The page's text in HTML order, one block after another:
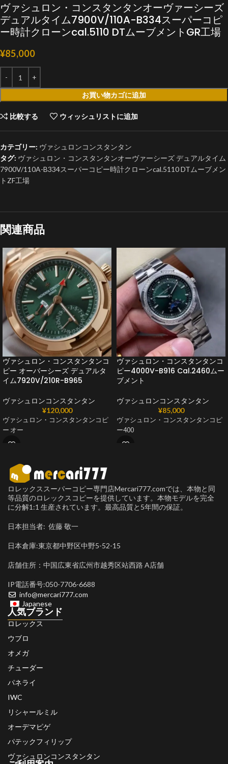
ヴァシュロン・コンスタンタンオーヴァーシーズ
デュアルタイム7900V/110A-B334スーパーコピ
ー時計クローンcal.5110 DTムーブメントGR工場
¥85,000
お買い物カゴに追加
比較する ウィッシュリストに追加
カテゴリー: ヴァシュロンコンスタンタン
タグ: ヴァシュロン・コンスタンタンオーヴァーシーズ デュアルタイム
7900V/110A-B334スーパーコピー時計クローンcal.5110 DTムーブメン
トZF工場
関連商品
ヴァシュロン・コンスタンタンコ
ピー オーバーシーズ デュアルタ
イム7920V/210R-B965
ヴァシュロンコンスタンタン
¥120,000
ヴァシュロン・コンスタンタンコピ
ー オー
ヴァシュロン・コンスタンタンコ
ピー4000V-B916 Cal.2460ムー
ブメント
ヴァシュロンコンスタンタン
¥85,000
ヴァシュロン・コンスタンタンコピ
ー400
ロレックススーパーコピー専門店Mercari777.comでは、本物と同
等品質のロレックスコピーを提供しています。本物モデルを完全
に分解1:1 生産されています。最高品質と5年間の保証。
日本担当者: 佐藤 敬一
日本倉庫:東京都中野区中野5-52-15
店舗住所：中国広東省広州市越秀区站西路 A店舗
IP電話番号:050-7706-6688
info@mercari777.com
Japanese
人気ブランド
ロレックス
ウブロ
オメガ
チューダー
パネライ
IWC
リシャールミル
オーデマピゲ
パテックフィリップ
ヴァシュロンコンスタンタン